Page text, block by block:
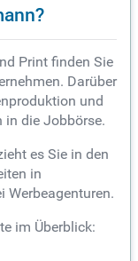
Print finden Sie
Darüber
und
in die Jobbörse.
es Sie in den
in
Werbeagenturen.
im Überblick: